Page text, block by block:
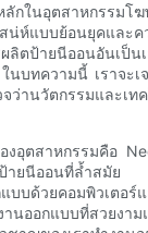
ลักในอุตสาหกรรมโ
ห์แบบย้อนยุคและค
ลิตป้ายนีออนอันเป็
นบทความนี้ เราจะ
นวัตกรรมและเทค
งอุตสาหกรรมคือ
ป้ายนีออนที่ล้ำสมัย
บบด้วยคอมพิวเตอร์
านออกแบบที่สวยงา